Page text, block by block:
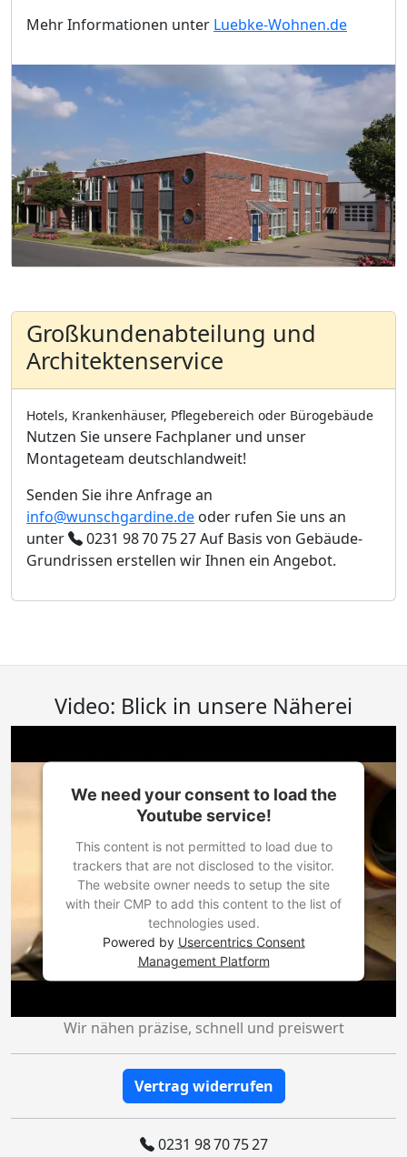
Mehr Informationen unter Luebke-Wohnen.de
Großkundenabteilung und
Architektenservice
Hotels, Krankenhäuser, Pflegebereich oder Bürogebäude
Nutzen Sie unsere Fachplaner und unser
Montageteam deutschlandweit!
Senden Sie ihre Anfrage an
info@wunschgardine.de oder rufen Sie uns an
unter
0231 98 70 75 27Auf Basis von Gebäude-
Grundrissen erstellen wir Ihnen ein Angebot.
Video: Blick in unsere Näherei
We need your consent to load the
Youtube service!
This content is not permitted to load due to
trackers that are not disclosed to the visitor.
The website owner needs to setup the site
with their CMP to add this content to the list of
technologies used.
Powered by Usercentrics Consent
Management Platform
Wir nähen präzise, schnell und preiswert
Vertrag widerrufen
0231 98 70 75 27